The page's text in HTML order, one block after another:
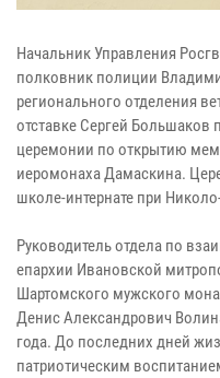
Начальник Управления
полковник полиции
регионального отделения
отставке Сергей Большаков
церемонии по открытию
иеромонаха Дамаскина.
школе-интернате при
Руководитель отдела по
епархии Ивановской
Шартомского мужского
Денис Александрович
года. До последних дней
патриотическим